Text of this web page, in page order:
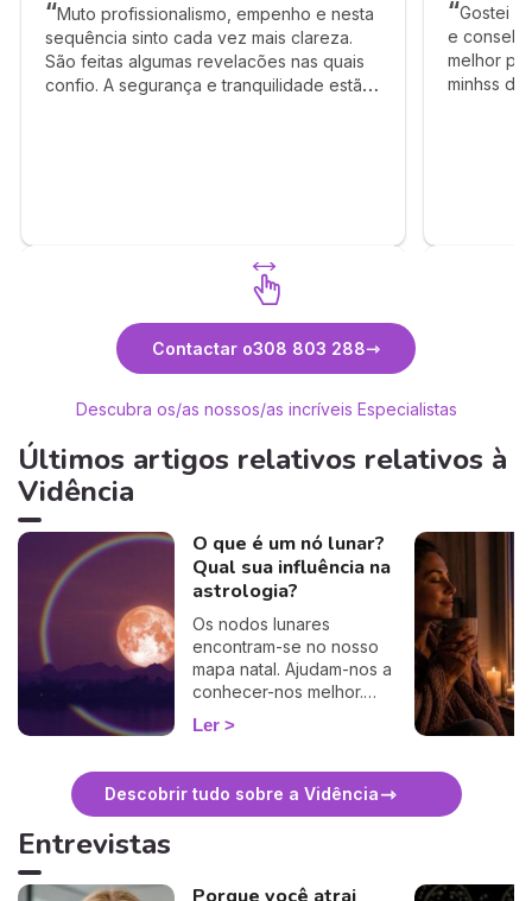
Muto profissionalismo, empenho e nesta
sequência sinto cada vez mais clareza.
São feitas algumas revelacões nas quais
confio. A segurança e tranquilidade estão
Gostei
e
melhor
minhss
Contactar o308 803 288
Descubra os/as nossos/as incríveis Especialistas
Últimos artigos relativos relativos à
Vidência
O que é um nó lunar?
Qual sua influência na
astrologia?
Os nodos lunares
encontram-se no nosso
mapa natal. Ajudam-nos a
conhecer-nos melhor.
Descubra os seus
significados e
Ler
Descobrir tudo sobre a Vidência
Entrevistas